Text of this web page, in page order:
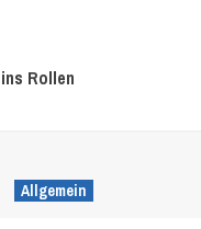
Rollen
Allgemein